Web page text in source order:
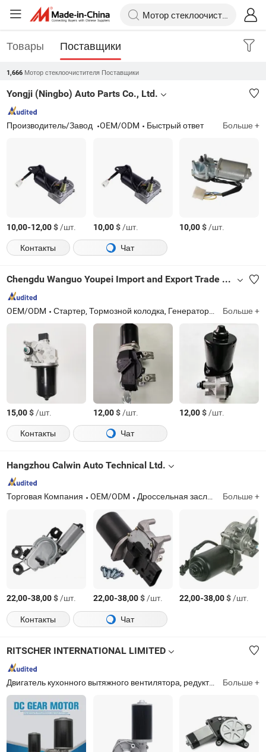
Товары Поставщики
1,666 Мотор стеклоочистителя Поставщики
Yongji (Ningbo) Auto Parts Co., Ltd.
Производитель/Завод OEM/ODM Быстрый ответ Больше +
10,00-12,00$/шт. 10,00$/шт. 10,00$/шт.
Контакты
Чат
Chengdu Wanguo Youpei Import and Export Trade Co., Ltd
OEM/ODM Стартер, Тормозной колодка, Генератор, Тормозной диск, Фильтр Больше +
15,00$/шт. 12,00$/шт. 12,00$/шт.
Контакты
Чат
Hangzhou Calwin Auto Technical Ltd.
Торговая Компания OEM/ODM Дроссельная заслонка, катушка зажигания, датчик, высокая производительность Больше +
22,00-38,00$/шт. 22,00-38,00$/шт. 22,00-38,00$/шт.
Контакты
Чат
RITSCHER INTERNATIONAL LIMITED
Двигатель кухонного вытяжного вентилятора, редукторный двигатель, вентиляторный двигатель, двигатель холодильника, двигатель для фена, двигатель для блендера, двигатель для миксера, двигатель для штанги, конденсаторный двигатель, бесщеточный двигатель постоянного тока, двигатель постоянного тока с щетками, синхронный двигатель, шаговый двигатель, универсальный двигатель Больше +